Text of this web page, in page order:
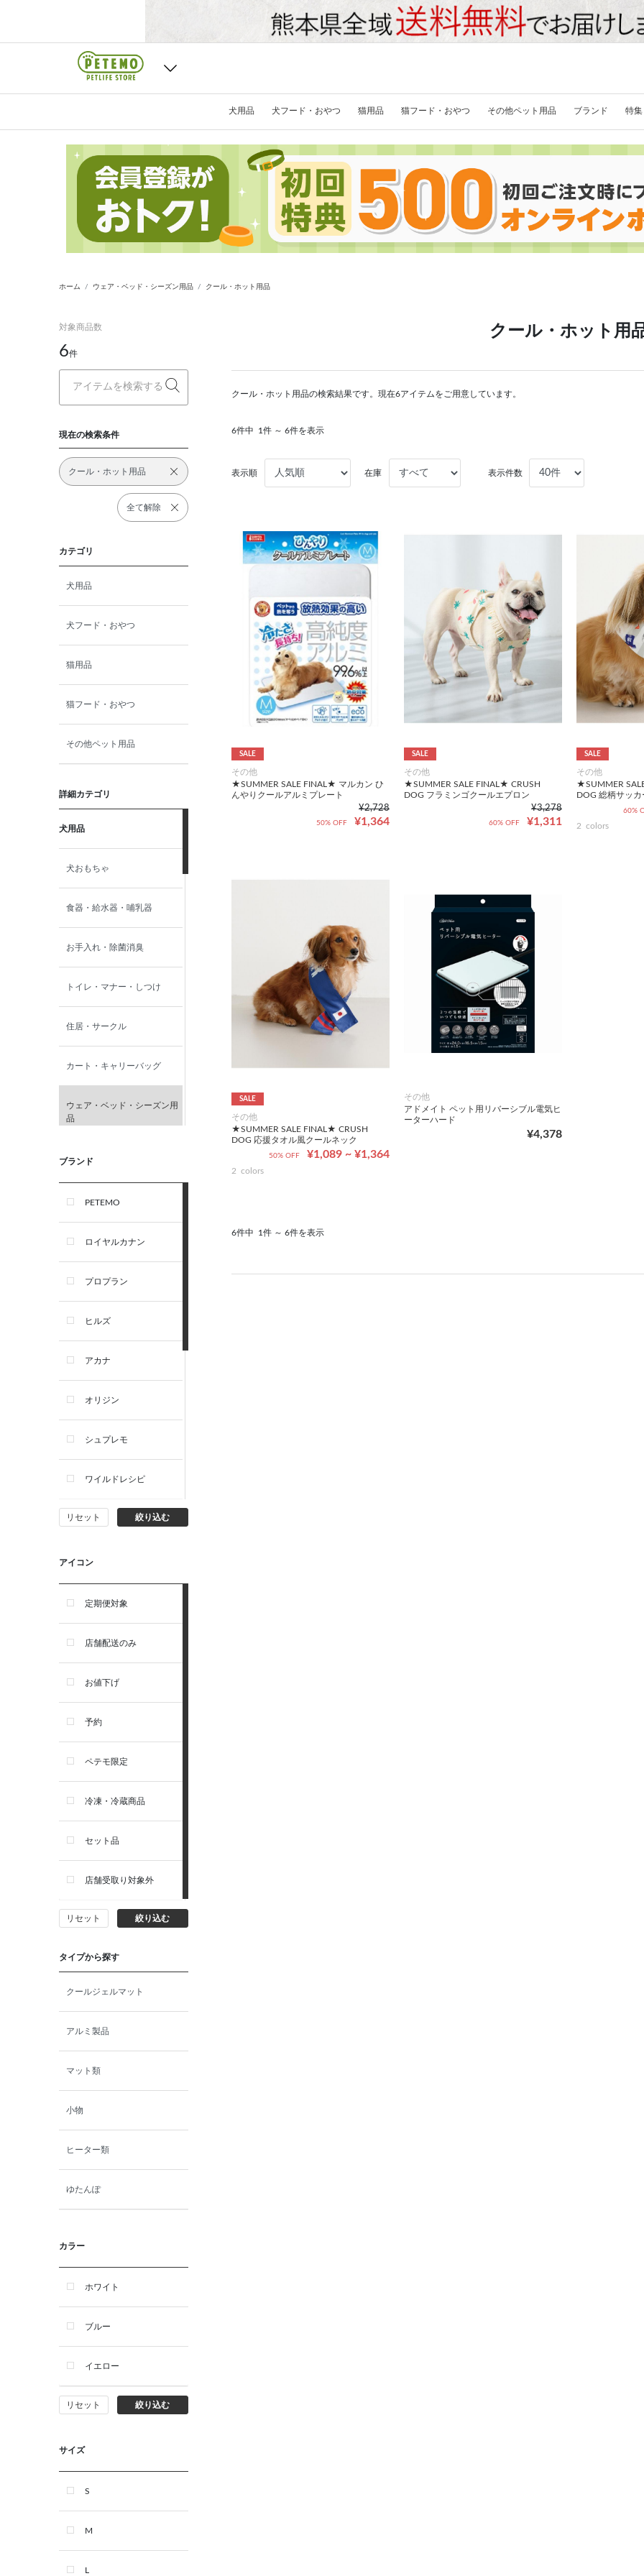
犬用品 犬フード・おやつ 猫用品 猫フード・おやつ その他ペット用品 ブランド 特集
ホーム ウェア・ベッド・シーズン用品 クール・ホット用品
対象商品数
6件
現在の検索条件
クール・ホット用品
全て解除
カテゴリ
犬用品
犬フード・おやつ
猫用品
猫フード・おやつ
その他ペット用品
詳細カテゴリ
犬用品
犬おもちゃ
食器・給水器・哺乳器
お手入れ・除菌消臭
トイレ・マナー・しつけ
住居・サークル
カート・キャリーバッグ
ウェア・ベッド・シーズン用
品
首輪・ハーネス(胴輪)・リー
イ・ウェット）
犬ドライフード
犬ウェットフード
犬おやつ
犬サプリ・ミルク・栄養補給
品
首輪・ハーネス(胴輪)・リー
猫ドライフード
猫ウェットフード
猫おやつ
猫サプリ・ミルク・栄養補給
その他ペット用品
小動物・鳥フード
生類）
ブランド
PETEMO
ロイヤルカナン
プロプラン
ヒルズ
アカナ
オリジン
シュプレモ
ワイルドレシピ
ナチュラルチョイス
ウェルネス
アーテミス
セレクトバランス
リガロ
ソルビダ
フィジカライフ
リセット 絞り込む
アイコン
定期便対象
店舗配送のみ
お値下げ
予約
ペテモ限定
冷凍・冷蔵商品
セット品
店舗受取り対象外
リセット 絞り込む
タイプから探す
クールジェルマット
アルミ製品
マット類
小物
ヒーター類
ゆたんぽ
カラー
ホワイト
ブルー
イエロー
リセット 絞り込む
サイズ
S
M
L
クール・ホット用
クール・ホット用品の検索結果です。現在6アイテムをご用意しています。
6件中 1件 ～ 6件を表示
表示順 在庫 表示件数
SALE
その他
★SUMMER SALE FINAL★ マルカン ひ
んやりクールアルミプレート
¥2,728
¥1,364
50% OFF
SALE
その他
★SUMMER SALE FINAL★ CRUSH
DOG フラミンゴクールエプロン
¥3,278
¥1,311
60% OFF
SALE
その他
★SUMMER
DOG 総柄サッ
60%
2 colors
SALE
その他
★SUMMER SALE FINAL★ CRUSH
DOG 応援タオル風クールネック
¥1,089 ~ ¥1,364
50% OFF
2 colors
その他
アドメイト ペット用リバーシブル電気ヒ
ーターハード
¥4,378
6件中 1件 ～ 6件を表示